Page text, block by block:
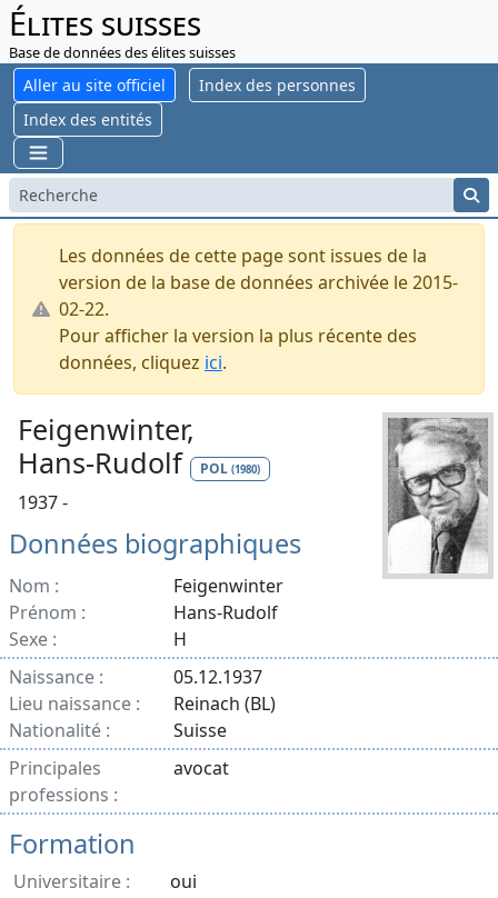
Élites suisses
Base de données des élites suisses
Aller au site officiel
Index des personnes
Index des entités
Les données de cette page sont issues de la
version de la base de données archivée le 2015-
02-22.
Pour afficher la version la plus récente des
données, cliquez ici.
Feigenwinter,
Hans-Rudolf
POL (1980)
1937 -
Données biographiques
Nom :
Feigenwinter
Prénom :
Hans-Rudolf
Sexe :
H
Naissance :
05.12.1937
Lieu naissance :
Reinach (BL)
Nationalité :
Suisse
Principales
professions :
avocat
Formation
Universitaire :
oui